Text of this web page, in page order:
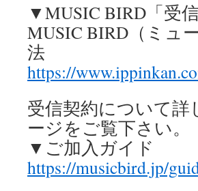
▼MUSIC BIRD「受
MUSIC BIRD（ミュ
法
https://
受信契約について詳
ージをご覧下さい。
▼ご加入ガイド
https://musicbird.jp/